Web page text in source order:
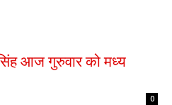
आज गुरुवार को मध्य
0